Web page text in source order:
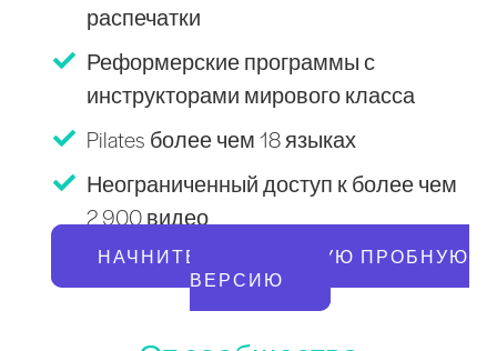
распечатки
Реформерские программы с
инструкторами мирового класса
Pilates более чем 18 языках
Неограниченный доступ к более чем
2 900 видео
НАЧНИТЕ БЕСПЛАТНУЮ ПРОБНУЮ
ВЕРСИЮ